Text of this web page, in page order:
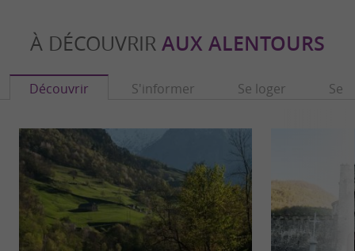
À DÉCOUVRIR AUX ALENTOURS
Découvrir S'informer Se loger Se